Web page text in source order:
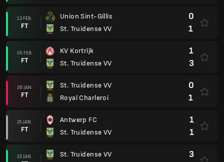
13 FEB.
FT
Union Sint-Gillis
St. Truidense VV
0
1
05 FEB.
FT
KV Kortrijk
St. Truidense VV
1
3
28 JAN.
FT
St. Truidense VV
Royal Charleroi
0
1
25 JAN.
FT
Antwerp FC
St. Truidense VV
1
1
22 JAN.
St. Truidense VV
3